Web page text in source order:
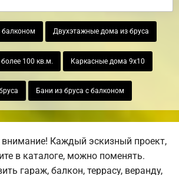
балконом Двухэтажные дома из бруса
100 кв.м. Каркасные дома 9х10
Бани из бруса с балконом
Каждый эскизный проект,
в каталоге, можно поменять.
гараж, балкон, террасу, веранду,